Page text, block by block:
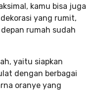
kamu bisa juga
yang rumit,
rumah sudah
yaitu siapkan
dengan berbagai
oranye yang